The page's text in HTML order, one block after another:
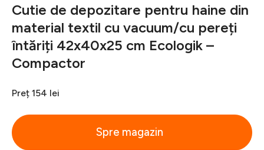
Cutie de depozitare pentru haine din
material textil cu vacuum/cu pereți
întăriți 42x40x25 cm Ecologik –
Compactor
Preț 154 lei
Spre magazin